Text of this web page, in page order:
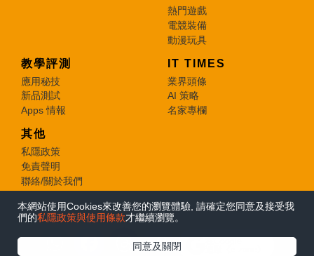
本網站使用Cookies來改善您的瀏覽體驗, 請確定您同意及接受我
們的私隱政策與使用條款才繼續瀏覽。
同意及關閉
熱門遊戲
電競裝備
動漫玩具
教學評測
應用秘技
新品測試
Apps 情報
IT TIMES
業界頭條
AI 策略
名家專欄
其他
私隱政策
免責聲明
聯絡/關於我們
© 2026 e-zone. All Rights Reserved.